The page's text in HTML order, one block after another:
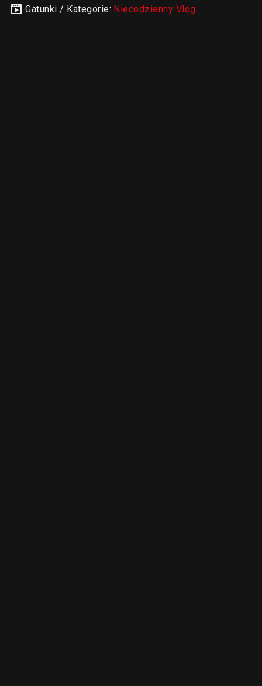
Gatunki / Kategorie: Niecodzienny Vlog